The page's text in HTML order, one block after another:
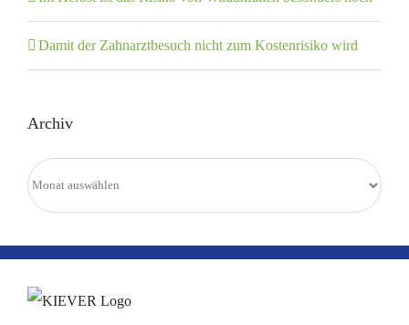
Damit der Zahnarztbesuch nicht zum Kostenrisiko wird
Archiv
Archiv